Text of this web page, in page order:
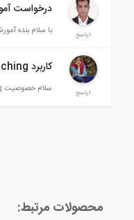
1پاسخ
درخواست
با سلام بنده
1پاسخ
کاربرد prevent punching در پلکسیز
سلام خصوصیت prevent punching موجود در در پارامترهای پلیت به چه معناست و کجا کاربرد دارد؟
محصولات مرتبط: